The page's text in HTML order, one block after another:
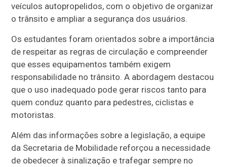
veículos autopropelidos, com o objetivo de organizar
o trânsito e ampliar a segurança dos usuários.
Os estudantes foram orientados sobre a importância
de respeitar as regras de circulação e compreender
que esses equipamentos também exigem
responsabilidade no trânsito. A abordagem destacou
que o uso inadequado pode gerar riscos tanto para
quem conduz quanto para pedestres, ciclistas e
motoristas.
Além das informações sobre a legislação, a equipe
da Secretaria de Mobilidade reforçou a necessidade
de obedecer à sinalização e trafegar sempre no